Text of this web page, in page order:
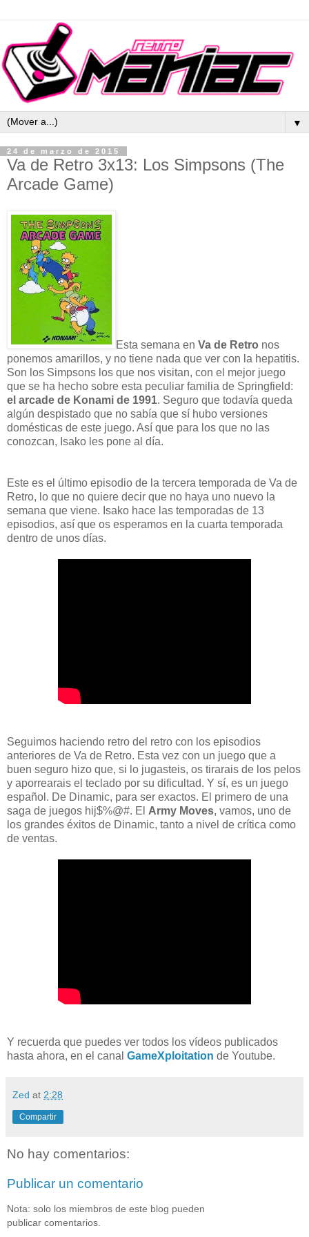
▼
24 de marzo de 2015
Va de Retro 3x13: Los Simpsons (The
Arcade Game)
Esta semana en Va de Retro nos
ponemos amarillos, y no tiene nada que ver con la hepatitis.
Son los Simpsons los que nos visitan, con el mejor juego
que se ha hecho sobre esta peculiar familia de Springfield:
el arcade de Konami de 1991. Seguro que todavía queda
algún despistado que no sabía que sí hubo versiones
domésticas de este juego. Así que para los que no las
conozcan, Isako les pone al día.
Este es el último episodio de la tercera temporada de Va de
Retro, lo que no quiere decir que no haya uno nuevo la
semana que viene. Isako hace las temporadas de 13
episodios, así que os esperamos en la cuarta temporada
dentro de unos días.
Seguimos haciendo retro del retro con los episodios
anteriores de Va de Retro. Esta vez con un juego que a
buen seguro hizo que, si lo jugasteis, os tirarais de los pelos
y aporrearais el teclado por su dificultad. Y sí, es un juego
español. De Dinamic, para ser exactos. El primero de una
saga de juegos hij$%@#. El Army Moves, vamos, uno de
los grandes éxitos de Dinamic, tanto a nivel de crítica como
de ventas.
Y recuerda que puedes ver todos los vídeos publicados
hasta ahora, en el canal GameXploitation de Youtube.
Zed at 2:28
Compartir
No hay comentarios:
Publicar un comentario
Nota: solo los miembros de este blog pueden
publicar comentarios.